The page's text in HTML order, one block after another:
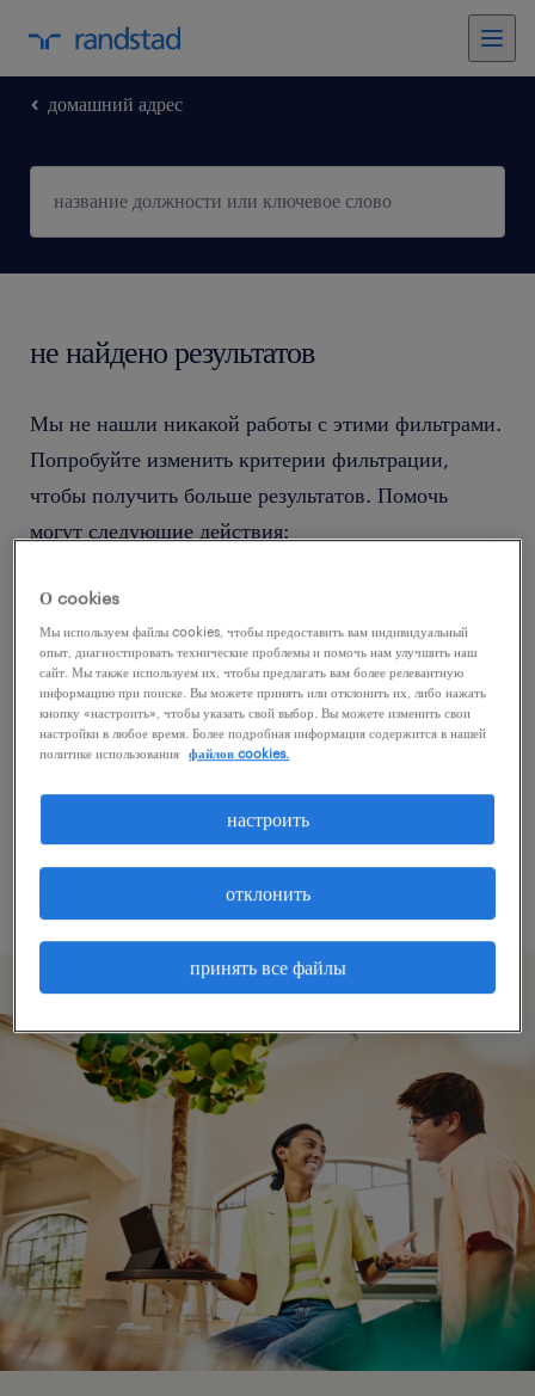
домашний адрес
не найдено результатов
Мы не нашли никакой работы с этими фильтрами.
Попробуйте изменить критерии фильтрации,
чтобы получить больше результатов. Помочь
могут следующие действия:
Попробуйте удалить некоторые из
примененных фильтров.
Вы искали работу в определенном месте?
Учтите возможность расширения диапазона
вокруг местонахождения.
Измените название должности или ключевые
слова и проверьте, правильно ли они
написаны.
О cookies
Мы используем файлы cookies, чтобы предоставить вам индивидуальный
опыт, диагностировать технические проблемы и помочь нам улучшить наш
сайт. Мы также используем их, чтобы предлагать вам более релевантную
информацию при поиске. Вы можете принять или отклонить их, либо нажать
кнопку «настроить», чтобы указать свой выбор. Вы можете изменить свои
настройки в любое время. Более подробная информация содержится в нашей
политике использования
файлов cookies.
принять все файлы
отклонить
настроить